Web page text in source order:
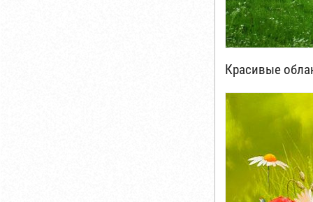
Красивые